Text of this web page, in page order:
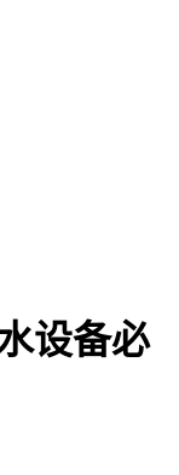
设备必